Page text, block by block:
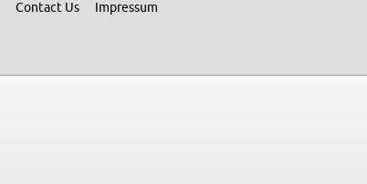
Con­tact Us
Im­pres­sum